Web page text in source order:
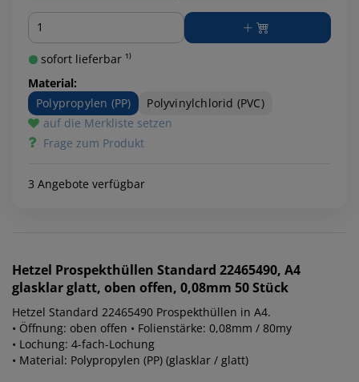
Menge
sofort lieferbar ¹⁾
Material:
Polypropylen (PP)
Polyvinylchlorid (PVC)
auf die Merkliste setzen
Frage zum Produkt
3 Angebote verfügbar
Hetzel Prospekthüllen Standard 22465490, A4
glasklar glatt, oben offen, 0,08mm 50 Stück
Hetzel Standard 22465490 Prospekthüllen in A4.
• Öffnung: oben offen • Folienstärke: 0,08mm / 80my
• Lochung: 4-fach-Lochung
• Material: Polypropylen (PP) (glasklar / glatt)